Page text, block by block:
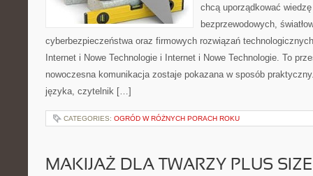
chcą uporządkować
bezprzewodowych,
cyberbezpieczeństwa oraz firmowych rozwiązań
Internet i Nowe Technologie i Internet i Nowe Technologie. To
nowoczesna komunikacja zostaje pokazana w sposób
języka, czytelnik […]
CATEGORIES: OGRÓD W RÓŻNYCH PORACH ROKU
MAKIJAŻ DLA TWARZY PLUS SIZE